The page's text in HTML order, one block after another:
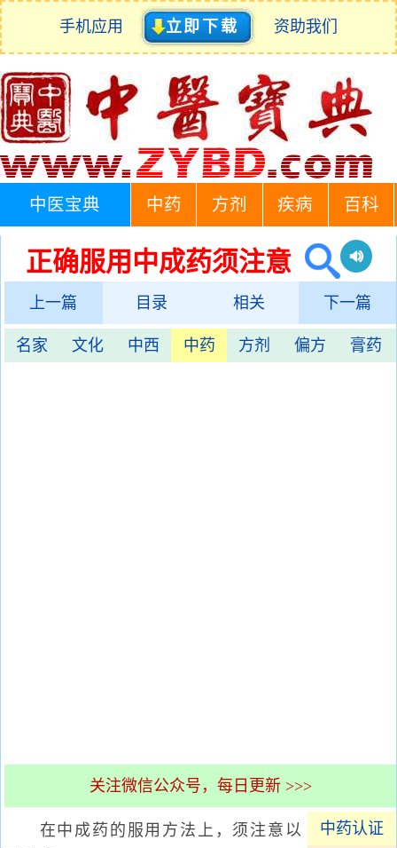
手机应用 立即下载 资助我们
中医宝典 中药 方剂 疾病 百科
正确服用中成药须注意
上一篇 目录 相关 下一篇
名家 文化 中西 中药 方剂 偏方 膏药
关注微信公众号，每日更新 >>>
中药认证
在中成药的服用方法上，须注意以